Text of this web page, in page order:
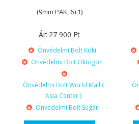
(9mm PAK, 6+1)
Ár: 27 900 Ft
Önvédelmi Bolt Köki
Önvédelmi Bolt Oktogon
Önvédelmi Bolt World Mall (
Asia Center )
Önvédelmi Bolt Sugár